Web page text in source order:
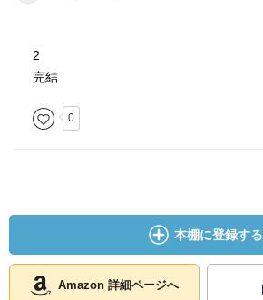
2
完結
0
本棚に登録する
Amazon 詳細ページへ